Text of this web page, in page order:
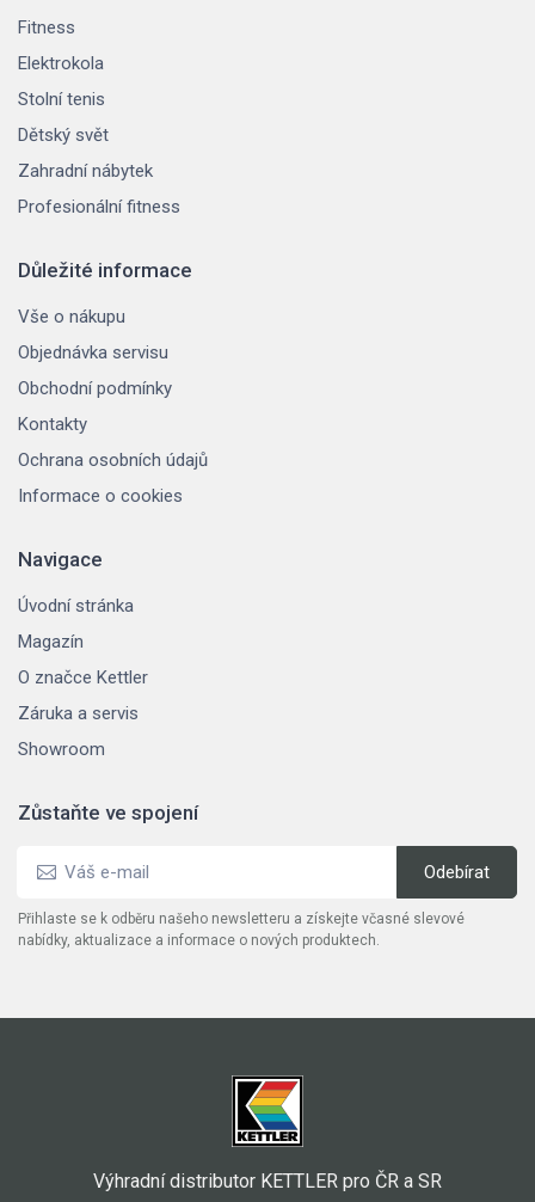
Fitness
Elektrokola
Stolní tenis
Dětský svět
Zahradní nábytek
Profesionální fitness
Důležité informace
Vše o nákupu
Objednávka servisu
Obchodní podmínky
Kontakty
Ochrana osobních údajů
Informace o cookies
Navigace
Úvodní stránka
Magazín
O značce Kettler
Záruka a servis
Showroom
Zůstaňte ve spojení
Přihlaste se k odběru našeho newsletteru a získejte včasné slevové
nabídky, aktualizace a informace o nových produktech.
Výhradní distributor KETTLER pro ČR a SR